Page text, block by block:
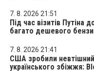
7. 8. 2026 21:51
Під час візитів Путіна
багато дешевого
7. 8. 2026 21:41
США зробили
українського збіжжя: